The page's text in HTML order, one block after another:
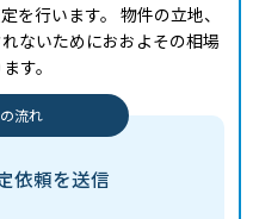
を行います。 物件の立地、
ないためにおおよその相場
す。
流れ
依頼を送信